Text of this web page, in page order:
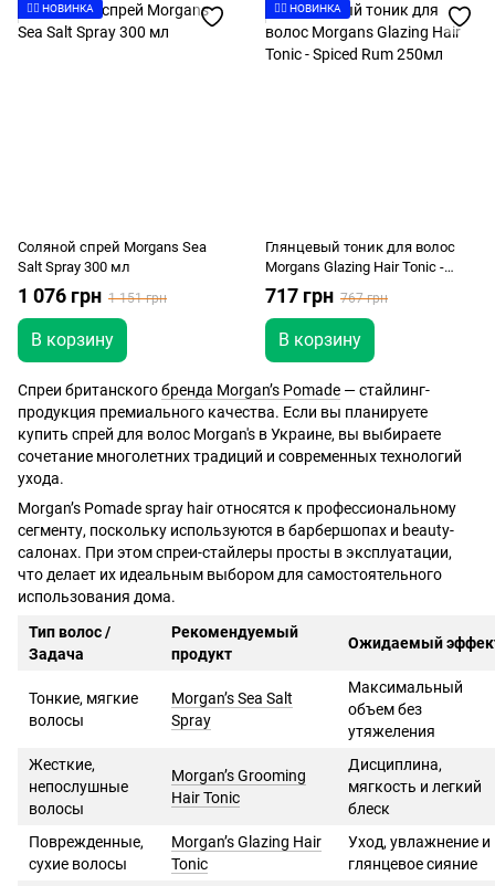
👉🏻 НОВИНКА
Соляной спрей Morgans Sea
Salt Spray 300 мл
1 076 грн 1 151 грн
В корзину
👉🏻 НОВИНКА
Глянцевый тоник для волос
Morgans Glazing Hair Tonic -
Spiced Rum 250мл
717 грн 767 грн
В корзину
Спреи британскогобренда Morgan’s Pomade — стайлинг-
продукция премиального качества. Если вы планируете
купить спрей для волос Morgan's в Украине, вы выбираете
сочетание многолетних традиций и современных технологий
ухода.
Morgan’s Pomade spray hair относятся к профессиональному
сегменту, поскольку используются в барбершопах и beauty-
салонах. При этом спреи-стайлеры просты в эксплуатации,
что делает их идеальным выбором для самостоятельного
использования дома.
Тип волос /
Задача
Рекомендуемый
продукт
Ожидаемый
Тонкие, мягкие
волосы
Morgan’s Sea Salt
Spray
Максимальный
объем без
утяжеления
Жесткие,
непослушные
волосы
Morgan’s Grooming
Hair Tonic
Дисциплина,
мягкость и легкий
блеск
Поврежденные,
сухие волосы
Morgan’s Glazing Hair
Tonic
Уход, увлажнение и
глянцевое сияние